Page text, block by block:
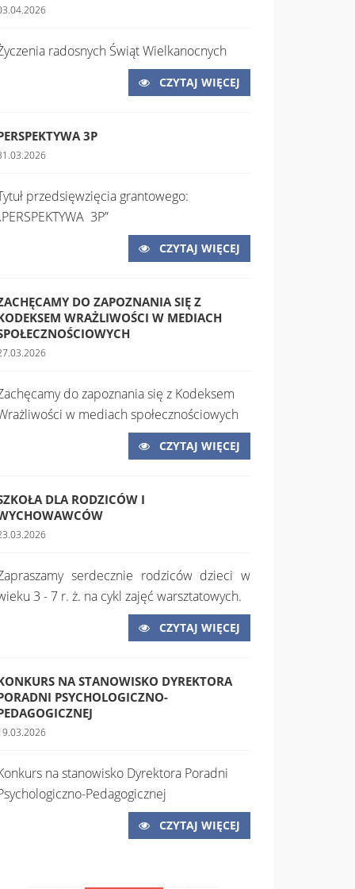
radosnych Świąt Wielkanocnych
CZYTAJ WIĘCEJ
3P
przedsięwzięcia grantowego:
3P”
CZYTAJ WIĘCEJ
DO ZAPOZNANIA SIĘ Z
WRAŻLIWOŚCI W MEDIACH
do zapoznania się z Kodeksem
w mediach społecznościowych
CZYTAJ WIĘCEJ
DLA RODZICÓW I
serdecznie rodziców dzieci w
3 - 7 r. ż. na cykl zajęć warsztatowych.
CZYTAJ WIĘCEJ
NA STANOWISKO DYREKTORA
PSYCHOLOGICZNO-
na stanowisko Dyrektora Poradni
Pedagogicznej
CZYTAJ WIĘCEJ